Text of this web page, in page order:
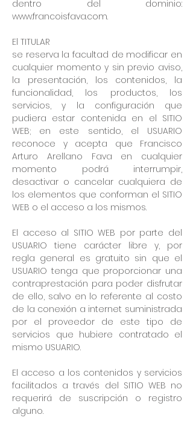
dentro del dominio:
www.francoisfava.com.
El TITULAR
se reserva la facultad de modificar en
cualquier momento y sin previo aviso,
la presentación, los contenidos, la
funcionalidad, los productos, los
servicios, y la configuración que
pudiera estar contenida en el SITIO
WEB; en este sentido, el USUARIO
reconoce y acepta que Francisco
Arturo Arellano Fava en cualquier
momento podrá interrumpir,
desactivar o cancelar cualquiera de
los elementos que conforman el SITIO
WEB o el acceso a los mismos.
El acceso al SITIO WEB por parte del
USUARIO tiene carácter libre y, por
regla general es gratuito sin que el
USUARIO tenga que proporcionar una
contraprestación para poder disfrutar
de ello, salvo en lo referente al costo
de la conexión a internet suministrada
por el proveedor de este tipo de
servicios que hubiere contratado el
mismo USUARIO.
El acceso a los contenidos y servicios
facilitados a través del SITIO WEB no
requerirá de suscripción o registro
alguno.